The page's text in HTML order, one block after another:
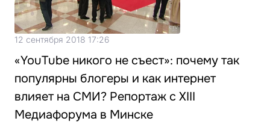
12 сентября 2018 17:26
«YouTube никого не съест»: почему так
популярны блогеры и как интернет
влияет на СМИ? Репортаж с XIII
Медиафорума в Минске